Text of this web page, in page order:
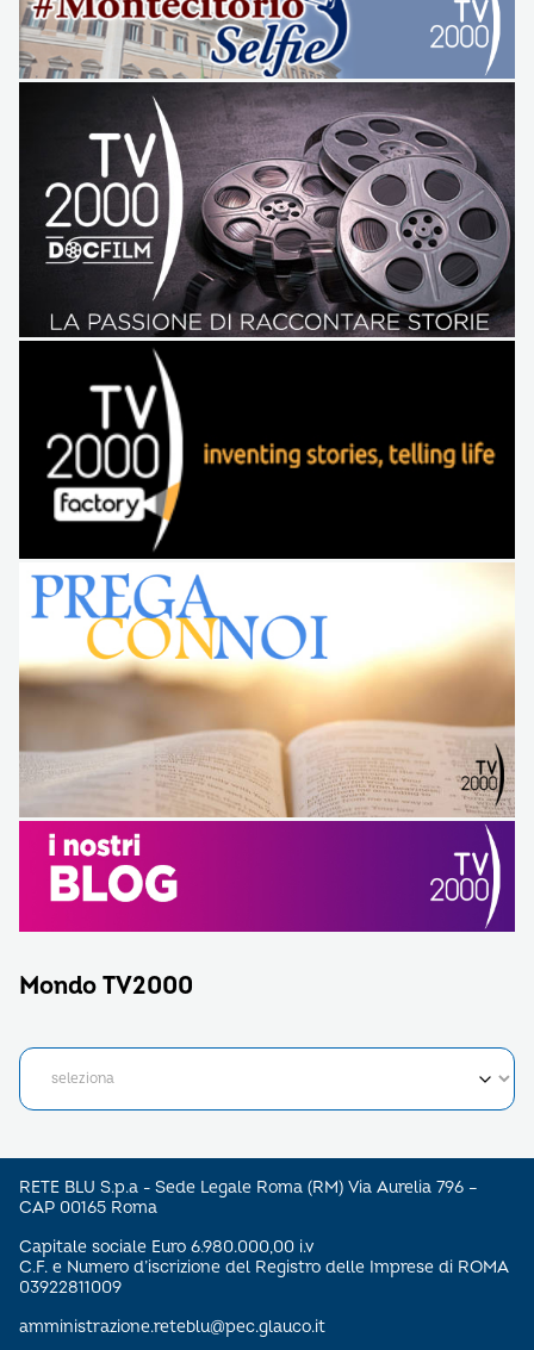
Mondo TV2000
RETE BLU S.p.a - Sede Legale Roma (RM) Via Aurelia 796 –
CAP 00165 Roma
Capitale sociale Euro 6.980.000,00 i.v
C.F. e Numero d’iscrizione del Registro delle Imprese di ROMA
03922811009
amministrazione.reteblu@pec.glauco.it